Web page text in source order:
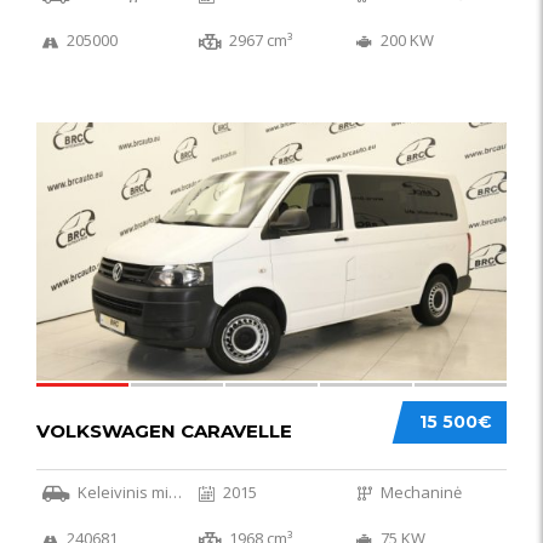
205000 2967 cm³ 200 KW
36
15 500€
VOLKSWAGEN CARAVELLE
Keleivinis mikroautobusas 2015 Mechaninė
240681 1968 cm³ 75 KW